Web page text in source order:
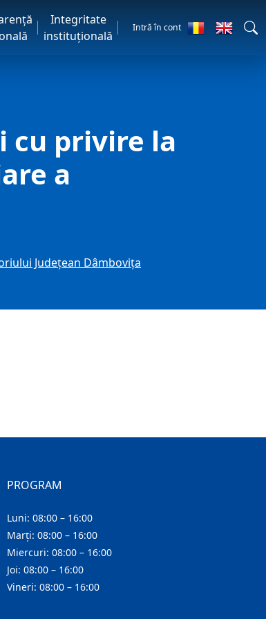
Integritate
instituțională
Intră în cont
cu privire la
a
Județean Dâmbovița
PROGRAM
Luni: 08:00 – 16:00
Marți: 08:00 – 16:00
Miercuri: 08:00 – 16:00
Joi: 08:00 – 16:00
Vineri: 08:00 – 16:00